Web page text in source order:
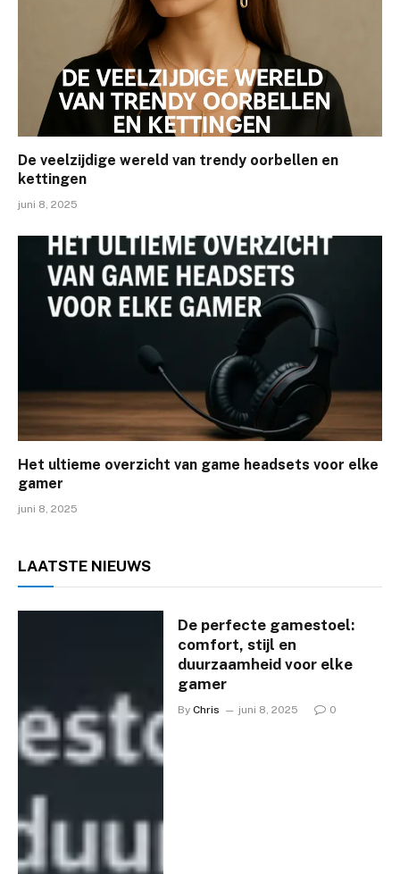
De veelzijdige wereld van trendy oorbellen en
kettingen
juni 8, 2025
Het ultieme overzicht van game headsets voor elke
gamer
juni 8, 2025
LAATSTE NIEUWS
De perfecte gamestoel:
comfort, stijl en
duurzaamheid voor elke
gamer
By Chris juni 8, 2025 0